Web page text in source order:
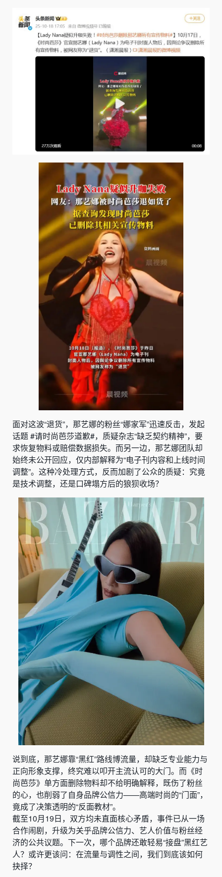
面对这波“退货”，那艺娜的粉丝“娜家军”迅速反击，发起
话题 #请时尚芭莎道歉#，质疑杂志“缺乏契约精神”，要
求恢复物料或赔偿数据损失。而另一边，那艺娜团队却
始终未公开回应，仅内部解释为“电子刊内容和上线时间
调整”。这种冷处理方式，反而加剧了公众的质疑：究竟
是技术调整，还是口碑塌方后的狼狈收场？
说到底，那艺娜靠“黑红”路线博流量，却缺乏专业能力与
正向形象支撑，终究难以叩开主流认可的大门。而《时
尚芭莎》单方面删除物料却不给明确解释，既伤了粉丝
的心，也削弱了自身品牌公信力——高端时尚的“门面”，
竟成了决策透明的“反面教材”。
截至10月19日，双方均未直面核心矛盾，事件已从一场
合作闹剧，升级为关乎品牌公信力、艺人价值与粉丝经
济的公共议题。下一次，哪个品牌还敢轻易“接盘”黑红艺
人？或许更该问：在流量与调性之间，我们到底该如何
抉择？